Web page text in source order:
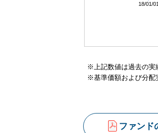
18/01/01
※上記数値は過去の実
※基準価額および分配
ファンド